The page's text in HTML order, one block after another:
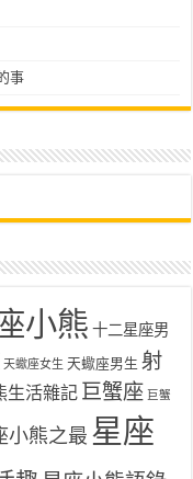
事
小熊 十二星座男
天蠍座女生 天蠍座男生 射
生活雜記 巨蟹座 巨蟹
小熊之最 星座